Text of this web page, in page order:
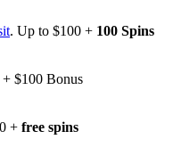
. Up to $100 + 100 Spins
$100 Bonus
+ free spins